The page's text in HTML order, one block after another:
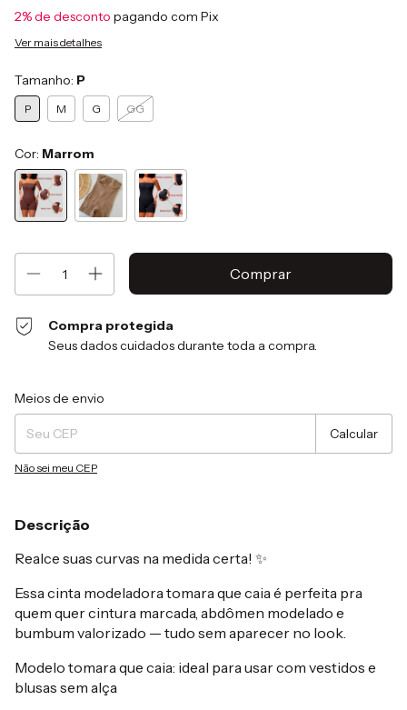
2% de desconto pagando com Pix
Ver mais detalhes
Tamanho: P
P M G GG
Cor: Marrom
Compra protegida
Seus dados cuidados durante toda a compra.
Entregas para o CEP:
Meios de envio
Calcular
Não sei meu CEP
Descrição
Realce suas curvas na medida certa! ✨
Essa cinta modeladora tomara que caia é perfeita pra
quem quer cintura marcada, abdômen modelado e
bumbum valorizado — tudo sem aparecer no look.
Modelo tomara que caia: ideal para usar com vestidos e
blusas sem alça